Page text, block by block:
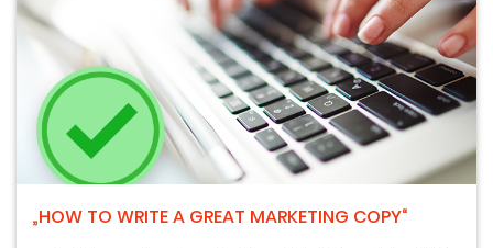
„HOW TO WRITE A GREAT MARKETING COPY“